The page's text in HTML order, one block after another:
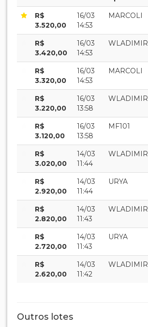
R$
3.520,00
16/03
14:53
MARCOLI
R$
3.420,00
16/03
14:53
WLADIMIR
R$
3.320,00
16/03
14:53
MARCOLI
R$
3.220,00
16/03
13:58
WLADIMIR
R$
3.120,00
16/03
13:58
MF101
R$
3.020,00
14/03
11:44
WLADIMIR
R$
2.920,00
14/03
11:44
URYA
R$
2.820,00
14/03
11:43
WLADIMIR
R$
2.720,00
14/03
11:43
URYA
R$
2.620,00
14/03
11:42
WLADIMIR
Outros lotes